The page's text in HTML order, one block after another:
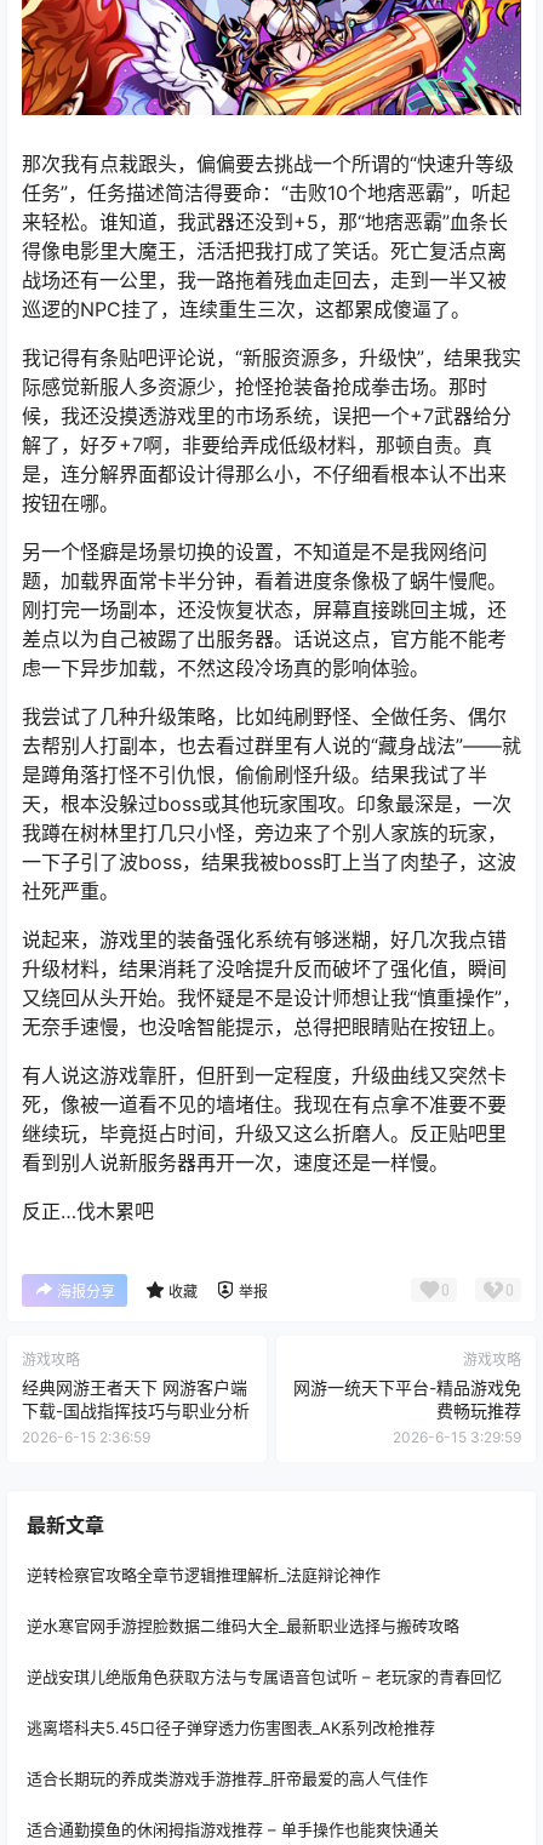
那次我有点栽跟头，偏偏要去挑战一个所谓的“快速升等级
任务”，任务描述简洁得要命：“击败10个地痞恶霸”，听起
来轻松。谁知道，我武器还没到+5，那“地痞恶霸”血条长
得像电影里大魔王，活活把我打成了笑话。死亡复活点离
战场还有一公里，我一路拖着残血走回去，走到一半又被
巡逻的NPC挂了，连续重生三次，这都累成傻逼了。
我记得有条贴吧评论说，“新服资源多，升级快”，结果我实
际感觉新服人多资源少，抢怪抢装备抢成拳击场。那时
候，我还没摸透游戏里的市场系统，误把一个+7武器给分
解了，好歹+7啊，非要给弄成低级材料，那顿自责。真
是，连分解界面都设计得那么小，不仔细看根本认不出来
按钮在哪。
另一个怪癖是场景切换的设置，不知道是不是我网络问
题，加载界面常卡半分钟，看着进度条像极了蜗牛慢爬。
刚打完一场副本，还没恢复状态，屏幕直接跳回主城，还
差点以为自己被踢了出服务器。话说这点，官方能不能考
虑一下异步加载，不然这段冷场真的影响体验。
我尝试了几种升级策略，比如纯刷野怪、全做任务、偶尔
去帮别人打副本，也去看过群里有人说的“藏身战法”——就
是蹲角落打怪不引仇恨，偷偷刷怪升级。结果我试了半
天，根本没躲过boss或其他玩家围攻。印象最深是，一次
我蹲在树林里打几只小怪，旁边来了个别人家族的玩家，
一下子引了波boss，结果我被boss盯上当了肉垫子，这波
社死严重。
说起来，游戏里的装备强化系统有够迷糊，好几次我点错
升级材料，结果消耗了没啥提升反而破坏了强化值，瞬间
又绕回从头开始。我怀疑是不是设计师想让我“慎重操作”，
无奈手速慢，也没啥智能提示，总得把眼睛贴在按钮上。
有人说这游戏靠肝，但肝到一定程度，升级曲线又突然卡
死，像被一道看不见的墙堵住。我现在有点拿不准要不要
继续玩，毕竟挺占时间，升级又这么折磨人。反正贴吧里
看到别人说新服务器再开一次，速度还是一样慢。
反正…伐木累吧
海报分享 收藏 举报 0 0
游戏攻略
经典网游王者天下 网游客户端
下载-国战指挥技巧与职业分析
2026-6-15 2:36:59
游戏攻略
网游一统天下平台-精品游戏免
费畅玩推荐
2026-6-15 3:29:59
最新文章
逆转检察官攻略全章节逻辑推理解析_法庭辩论神作
逆水寒官网手游捏脸数据二维码大全_最新职业选择与搬砖攻略
逆战安琪儿绝版角色获取方法与专属语音包试听 – 老玩家的青春回忆
逃离塔科夫5.45口径子弹穿透力伤害图表_AK系列改枪推荐
适合长期玩的养成类游戏手游推荐_肝帝最爱的高人气佳作
适合通勤摸鱼的休闲拇指游戏推荐 – 单手操作也能爽快通关